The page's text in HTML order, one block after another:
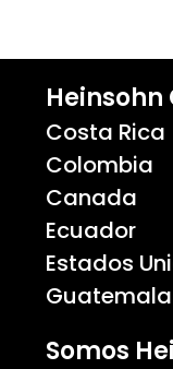
Heinsohn
Costa Rica
Colombia
Canada
Ecuador
Estados
Guatemala
Somos